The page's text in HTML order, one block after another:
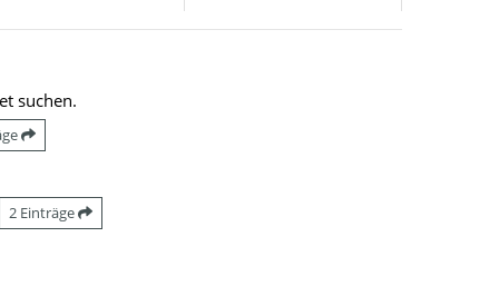
suchen.
2 Einträge